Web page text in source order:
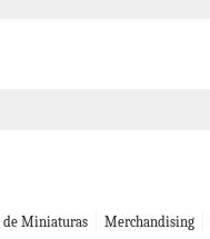
de Miniaturas Merchandising